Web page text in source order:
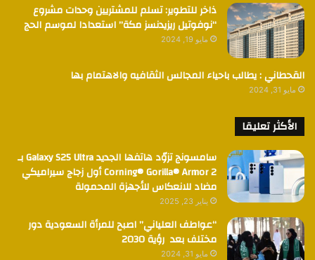
ذاخر للتطوير: تسلم للمشتريين وحدات مشروع
“نوفوتيل ريزيدنسز مكة” استعدادا لموسم الحج
مايو 19, 2024
القحطاني : يطالب باحياء المجالس الثقافيه والاهتمام بها
مايو 31, 2024
الأكثر تعليقا
سامسونج تزوّد هاتفها الجديد Galaxy S25 Ultra بـ
Corning® Gorilla® Armor 2 أول زجاج سيراميكي
مضاد للانعكاس للأجهزة المحمولة
يناير 23, 2025
“عواطف العلياني” اصبح للمرأة السعودية دور
مختلف بعد رؤية 2030
مايو 31, 2024